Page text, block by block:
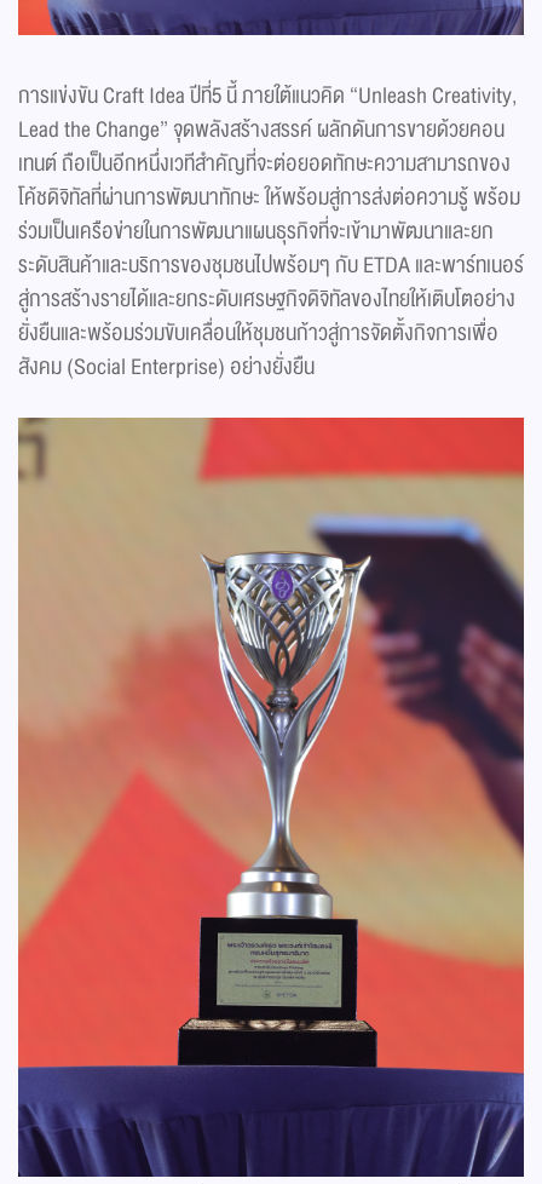
การแข่งขัน Craft Idea ปีที่5 นี้ ภายใต้แนวคิด “Unleash Creativity,
Lead the Change” จุดพลังสร้างสรรค์ ผลักดันการขายด้วยคอน
เทนต์ ถือเป็นอีกหนึ่งเวทีสำคัญที่จะต่อยอดทักษะความสามารถของ
โค้ชดิจิทัลที่ผ่านการพัฒนาทักษะ ให้พร้อมสู่การส่งต่อความรู้ พร้อม
ร่วมเป็นเครือข่ายในการพัฒนาแผนธุรกิจที่จะเข้ามาพัฒนาและยก
ระดับสินค้าและบริการของชุมชนไปพร้อมๆ กับ ETDA และพาร์ทเนอร์
สู่การสร้างรายได้และยกระดับเศรษฐกิจดิจิทัลของไทยให้เติบโตอย่าง
ยั่งยืนและพร้อมร่วมขับเคลื่อนให้ชุมชนก้าวสู่การจัดตั้งกิจการเพื่อ
สังคม (Social Enterprise) อย่างยั่งยืน